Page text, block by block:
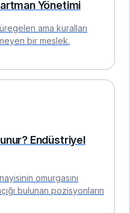
Yönetimi
ama kuralları
bir meslek.
Endüstriyel
omurgasını
bulunan pozisyonların